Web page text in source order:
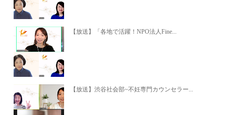
【放送】「各地で活躍！NPO法人Fine...
【放送】渋谷社会部~不妊専門カウンセラー...